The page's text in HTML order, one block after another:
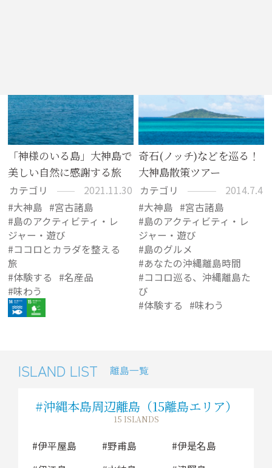
「神様のいる島」大神島で
美しい自然に感謝する旅
カテゴリ
2021.11.30
大神島
宮古諸島
島のアクティビティ・レ
ジャー・遊び
ココロとカラダを整える
旅
体験する
名産品
味わう
奇石(ノッチ)などを巡る！
大神島散策ツアー
カテゴリ
2014.7.4
大神島
宮古諸島
島のアクティビティ・レ
ジャー・遊び
島のグルメ
あなたの沖縄離島時間
ココロ巡る、沖縄離島た
び
体験する
味わう
ISLAND LIST 離島一覧
沖縄本島周辺離島 （15離島エリア）
15 ISLANDS
伊平屋島 野甫島
伊是名島